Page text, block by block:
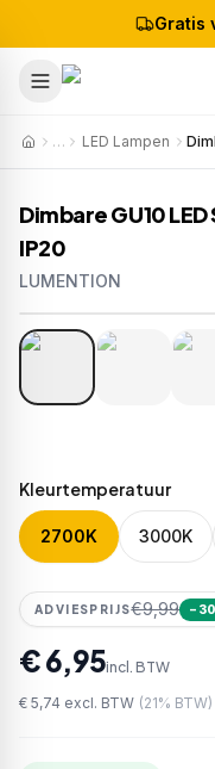
Gratis
… LED Lampen
Dimbare GU10
IP20
LUMENTION
Artikelnr:1227EAN:
Kleurtemperatuur
2700K 3000K
ADVIESPRIJS€9,99 − 30
€ 6,95incl. BTW
€ 5,74 excl. BTW (21% BTW)